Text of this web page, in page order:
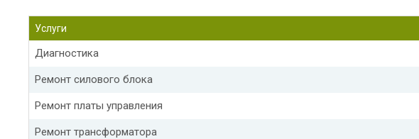
Услуги
Диагностика
Ремонт силового блока
Ремонт платы управления
Ремонт трансформатора